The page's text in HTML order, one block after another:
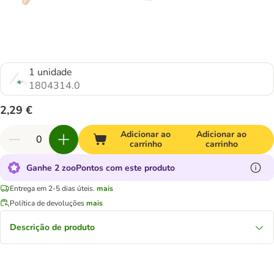
1 unidade
1804314.0
2,29 €
Adicionar ao
carrinho
Adicionar ao
carrinho
Ganhe 2 zooPontos com este produto
Entrega em 2-5 dias úteis. mais
Política de devoluçõesmais
Descrição de produto